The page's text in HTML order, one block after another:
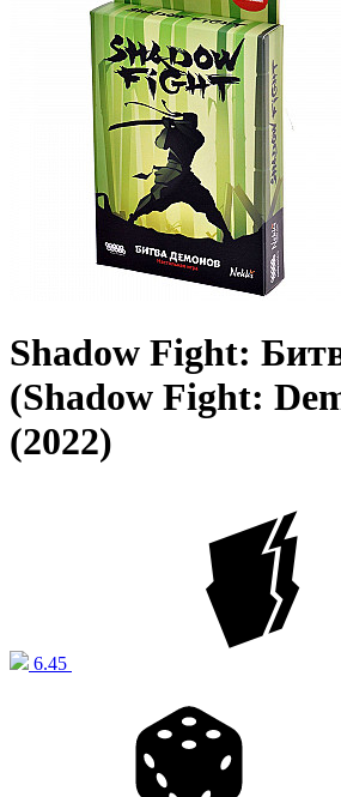
Shadow Fight:
(Shadow Fight:
(2022)
6.45